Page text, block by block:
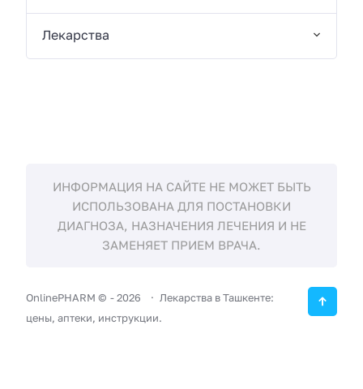
Лекарства
ИНФОРМАЦИЯ НА САЙТЕ НЕ МОЖЕТ БЫТЬ
ИСПОЛЬЗОВАНА ДЛЯ ПОСТАНОВКИ
ДИАГНОЗА, НАЗНАЧЕНИЯ ЛЕЧЕНИЯ И НЕ
ЗАМЕНЯЕТ ПРИЕМ ВРАЧА.
OnlinePHARM © -2026
Лекарства в Ташкенте:
цены, аптеки, инструкции.